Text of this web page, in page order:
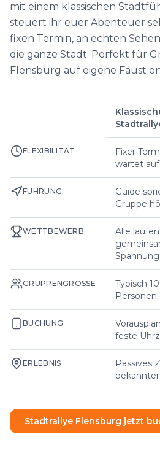
mit einem klassischen
steuert ihr euer Abenteuer
fixen Termin, an echten
die ganze Stadt. Perfekt für
Flensburg auf eigene Faust
FLEXIBILITÄT
Fixer
wartet
FÜHRUNG
Guide
Gruppe
WETTBEWERB
Alle laufen
Spannung
GRUPPENGRÖSSE
Typisch
Personen
BUCHUNG
feste
ERLEBNIS
Passives
Stadtrallye Flensburg jetzt